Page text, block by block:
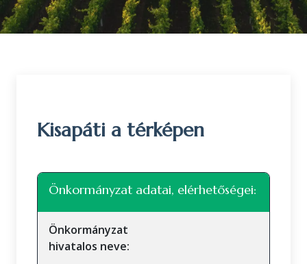
Kisapáti a térképen
+
Önkormányzat adatai, elérhetőségei:
Önkormányzat
hivatalos neve: